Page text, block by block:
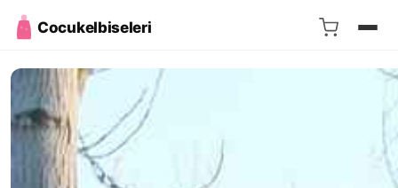
Cocukelbiseleri